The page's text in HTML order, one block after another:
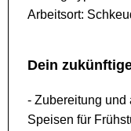
Arbeitsort:
Dein
- Zubereitung und
Speisen für